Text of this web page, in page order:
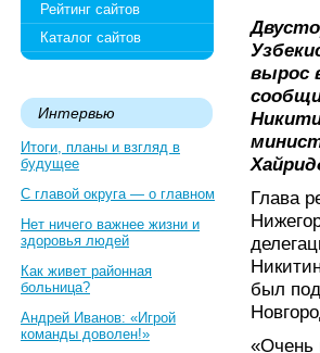
Рейтинг сайтов
Каталог сайтов
Интервью
Итоги, планы и взгляд в
будущее
С главой округа — о главном
Нет ничего важнее жизни и
здоровья людей
Как живет районная
больница?
Андрей Иванов: «Игрой
команды доволен!»
вырос
Глава
был
«Очень